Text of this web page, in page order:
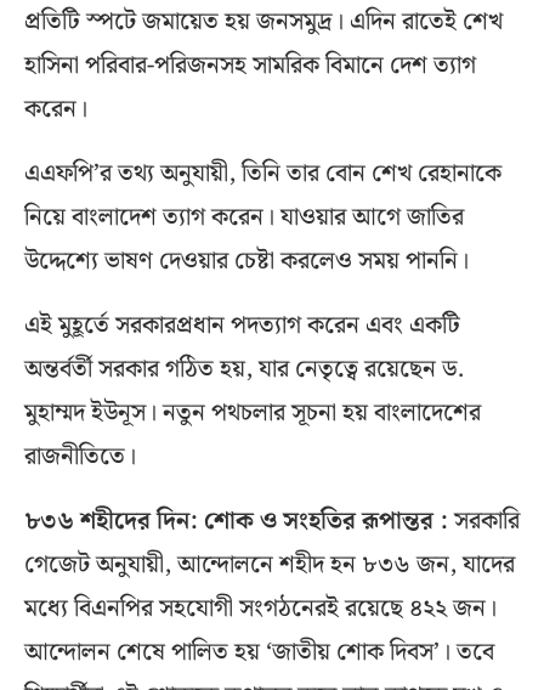
প্রতিটি স্পটে জমায়েত হয় জনসমুদ্র। এদিন রাতেই শেখ
হাসিনা পরিবার-পরিজনসহ সামরিক বিমানে দেশ ত্যাগ
করেন।
এএফপি’র তথ্য অনুযায়ী, তিনি তার বোন শেখ রেহানাকে
নিয়ে বাংলাদেশ ত্যাগ করেন। যাওয়ার আগে জাতির
উদ্দেশ্যে ভাষণ দেওয়ার চেষ্টা করলেও সময় পাননি।
এই মুহূর্তে সরকারপ্রধান পদত্যাগ করেন এবং একটি
অন্তর্বর্তী সরকার গঠিত হয়, যার নেতৃত্বে রয়েছেন ড.
মুহাম্মদ ইউনূস। নতুন পথচলার সূচনা হয় বাংলাদেশের
রাজনীতিতে।
৮৩৬ শহীদের দিন: শোক ও সংহতির রূপান্তর :সরকারি
গেজেট অনুযায়ী, আন্দোলনে শহীদ হন ৮৩৬ জন, যাদের
মধ্যে বিএনপির সহযোগী সংগঠনেরই রয়েছে ৪২২ জন।
আন্দোলন শেষে পালিত হয় ‘জাতীয় শোক দিবস’। তবে